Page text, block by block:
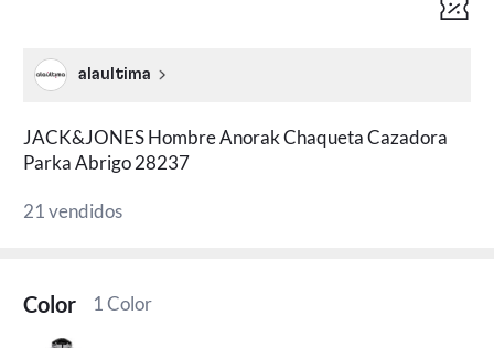
alaultima
JACK&JONES Hombre Anorak Chaqueta Cazadora
Parka Abrigo 28237
21 vendidos
Color 1 Color